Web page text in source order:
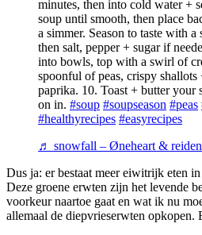
minutes, then into cold water +
soup until smooth, then place
a simmer. Season to taste with
then salt, pepper + sugar if
into bowls, top with a swirl of
spoonful of peas, crispy
paprika. 10. Toast + butter your
on in. #soup #soupseason #peas
#healthyrecipes #easyrecipes
♬ snowfall – Øneheart &
Dus ja: er bestaat meer eiwitrijk eten
Deze groene erwten zijn het levende
voorkeur naartoe gaat en wat ik nu
allemaal de diepvrieserwten opkopen.